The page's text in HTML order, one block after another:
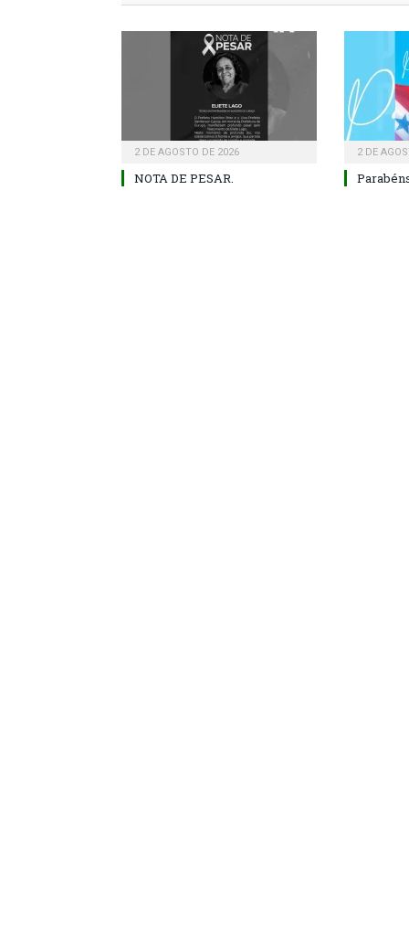
2 DE AGOSTO DE 2026
NOTA DE PESAR.
2 DE